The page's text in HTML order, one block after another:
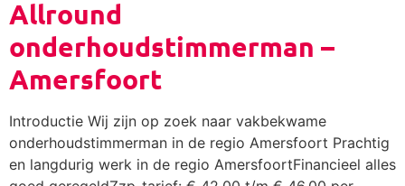
Allround
onderhoudstimmerman –
Amersfoort
Introductie Wij zijn op zoek naar vakbekwame
onderhoudstimmerman in de regio Amersfoort Prachtig
en langdurig werk in de regio AmersfoortFinancieel alles